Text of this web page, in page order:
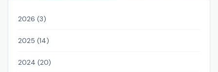
2026 (3)
2025 (14)
2024 (20)